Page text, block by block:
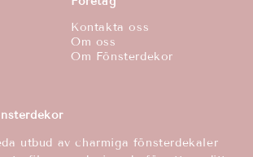
Kontakta oss
Om oss
Om Fönsterdekor
utbud av charmiga fönsterdekaler